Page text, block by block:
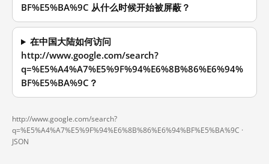
BF%E5%BA%9C 从什么时候开始被屏蔽？
在中国大陆如何访问
http://www.google.com/search?
q=%E5%A4%A7%E5%9F%94%E6%8B%86%E6%94%
BF%E5%BA%9C？
http://www.google.com/search?
q=%E5%A4%A7%E5%9F%94%E6%8B%86%E6%94%BF%E5%BA%9C ·
JSON